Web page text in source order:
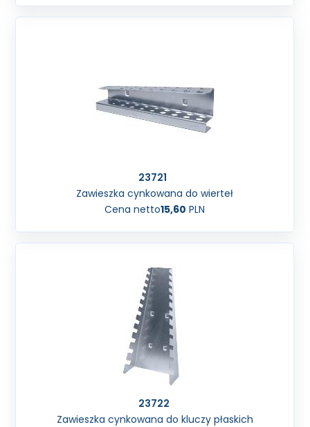
23721
Zawieszka cynkowana do wierteł
Cena netto15,60 PLN
23722
Zawieszka cynkowana do kluczy płaskich